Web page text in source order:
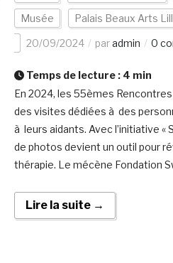
Musée Palais Beaux Arts
20/09/2024 paradmin 0
Temps de lecture : 4 min
En 2024, les 55èmes
des visites dédiées à des
à leurs aidants. Avec l’initiative «
de photos devient un outil pour
thérapie. Le mécène Fondation
Lire la suite →